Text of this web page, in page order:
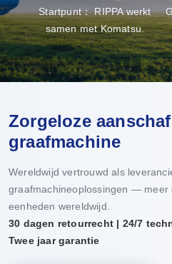
Startpunt： RIPPA werkt
samen met Komatsu.
Zorgeloze
graafmachine
Wereldwijd vertrouwd als
graafmachineoplossingen — meer
eenheden wereldwijd.
30 dagen retourrecht | 24/7
Twee jaar garantie